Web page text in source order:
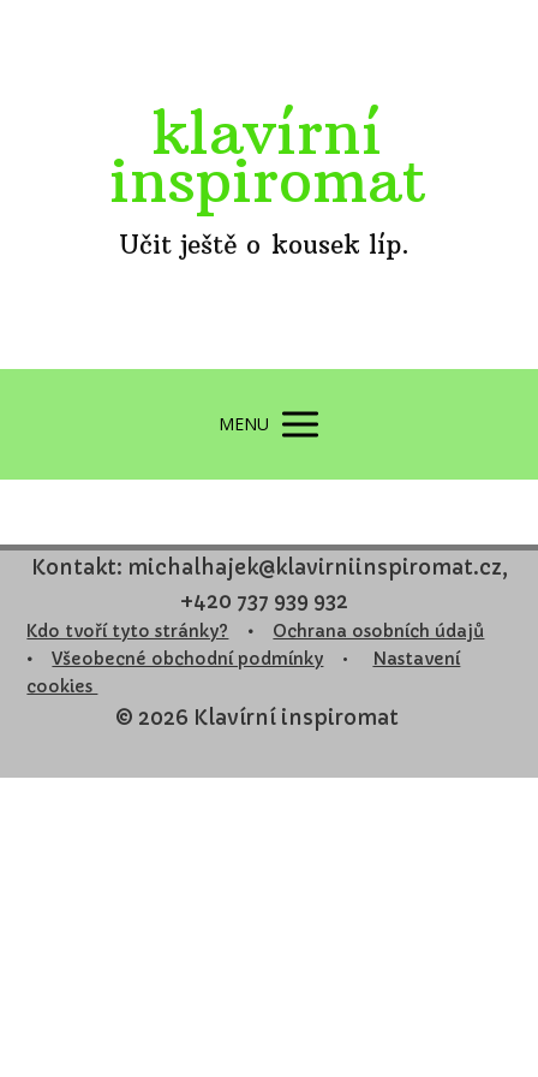
klavírní
inspiromat
Učit ještě o kousek líp.
MENU
Kontakt: michalhajek@klavirniinspiromat.cz,
+420 737 939 932
Kdo tvoří tyto stránky? •
Ochrana osobních údajů
•
Všeobecné obchodní podmínky • Nastavení
cookies
© 2026 Klavírní inspiromat